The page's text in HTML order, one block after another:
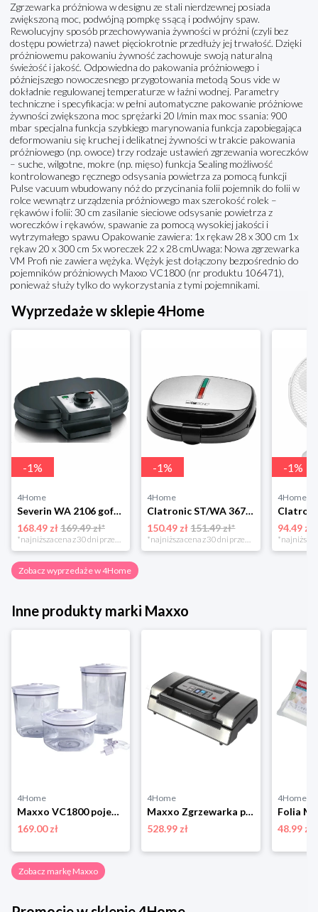
Zgrzewarka próżniowa w designu ze stali nierdzewnej posiada
zwiększoną moc, podwójną pompkę ssącą i podwójny spaw.
Rewolucyjny sposób przechowywania żywności w próżni (czyli bez
dostępu powietrza) nawet pięciokrotnie przedłuży jej trwałość. Dzięki
próżniowemu pakowaniu żywność zachowuje swoją naturalną
świeżość i jakość. Odpowiedna do pakowania próżniowego i
późniejszego nowoczesnego przygotowania metodą Sous vide w
dokładnie regulowanej temperaturze w łaźni wodnej. Parametry
techniczne i specyfikacja: w pełni automatyczne pakowanie próżniowe
żywności zwiększona moc sprężarki 20 l/min max moc ssania: 900
mbar specjalna funkcja szybkiego marynowania funkcja zapobiegająca
deformowaniu się kruchej i delikatnej żywności w trakcie pakowania
próżniowego (np. owoce) trzy rodzaje ustawień zgrzewania woreczków
– suche, wilgotne, mokre (np. mięso) funkcja Sealing możliwość
kontrolowanego ręcznego odsysania powietrza za pomocą funkcji
Pulse vacuum wbudowany nóż do przycinania folii pojemnik do folii w
rolce wewnątrz urządzenia próżniowego max szerokość rolek –
rękawów i folii: 30 cm zasilanie sieciowe odsysanie powietrza z
woreczków i rękawów, spawanie za pomocą wysokiej jakości i
wytrzymałego spawu Opakowanie zawiera: 1x rękaw 28 x 300 cm 1x
rękaw 20 x 300 cm 5x woreczek 22 x 28 cmUwaga: Nowa zgrzewarka
VM Profi nie zawiera wężyka. Wężyk jest dołączony bezpośrednio do
pojemników próżniowych Maxxo VC1800 (nr produktu 106471),
ponieważ służy tylko do wykorzystania z tymi pojemnikami.
Wyprzedaże w sklepie 4Home
-1%
4Home
Severin WA 2106 gofrownica duo, czarny
168.49 zł169.49 zł*
*najniższa cena z 30 dni przed obniżką
-1%
4Home
Clatronic ST/WA 3670 Opiekacz do kanapek
150.49 zł 151.49 zł*
*najniższa cena z 30 dni przed obniżką
-1%
4Home
94.49 zł
Zobacz wyprzedaże w 4Home
Inne produkty marki Maxxo
4Home
Maxxo VC1800 pojemniki do pakowania próżniowego
169.00 zł
4Home
Maxxo Zgrzewarka próżniowa VM Profi
528.99 zł
4Home
48.99 zł
Zobacz markę Maxxo